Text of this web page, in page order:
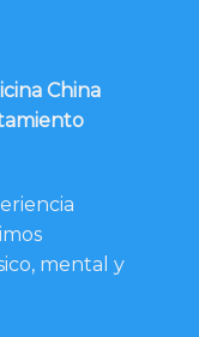
China
mental y